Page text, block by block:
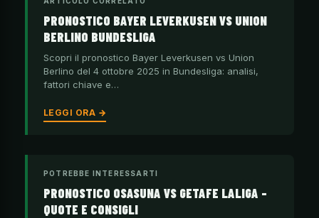
PRONOSTICO BAYER LEVERKUSEN VS UNION
BERLINO BUNDESLIGA
Scopri il pronostico Bayer Leverkusen vs Union
Berlino del 4 ottobre 2025 in Bundesliga: analisi,
fattori chiave e…
LEGGI ORA →
POTREBBE INTERESSARTI
PRONOSTICO OSASUNA VS GETAFE LALIGA –
QUOTE E CONSIGLI